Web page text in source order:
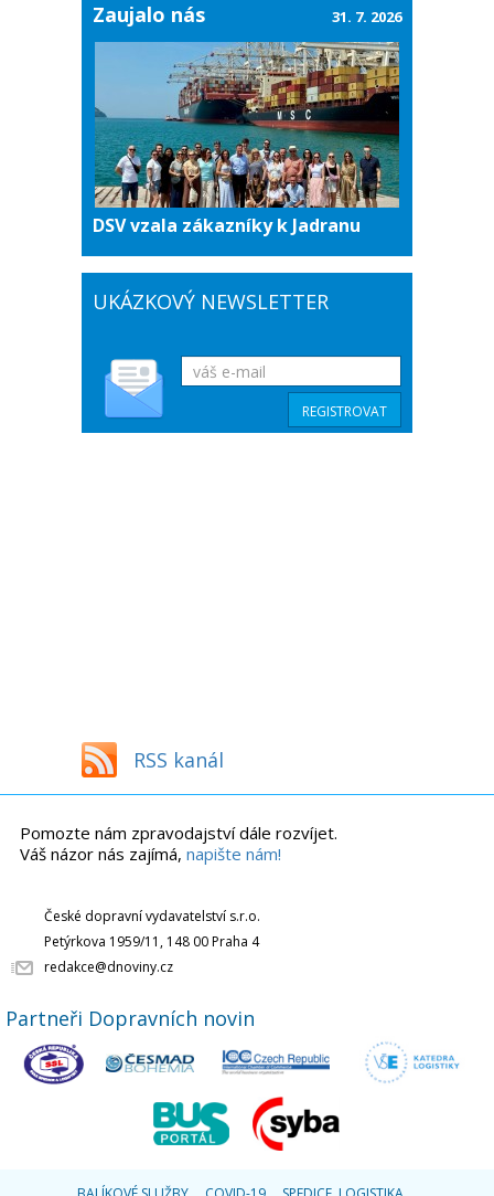
Zaujalo nás
DSV vzala zákazníky k Jadranu
31. 7. 2026
UKÁZKOVÝ NEWSLETTER
RSS kanál
Pomozte nám zpravodajství dále rozvíjet.
Váš názor nás zajímá, napište nám!
České dopravní vydavatelství s.r.o.
Petýrkova 1959/11, 148 00 Praha 4
redakce@dnoviny.cz
Partneři Dopravních novin